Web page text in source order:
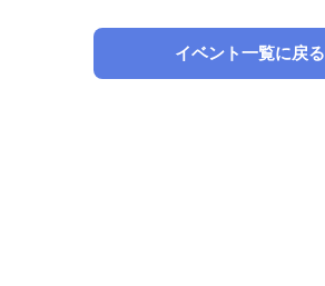
イベント一覧に戻る